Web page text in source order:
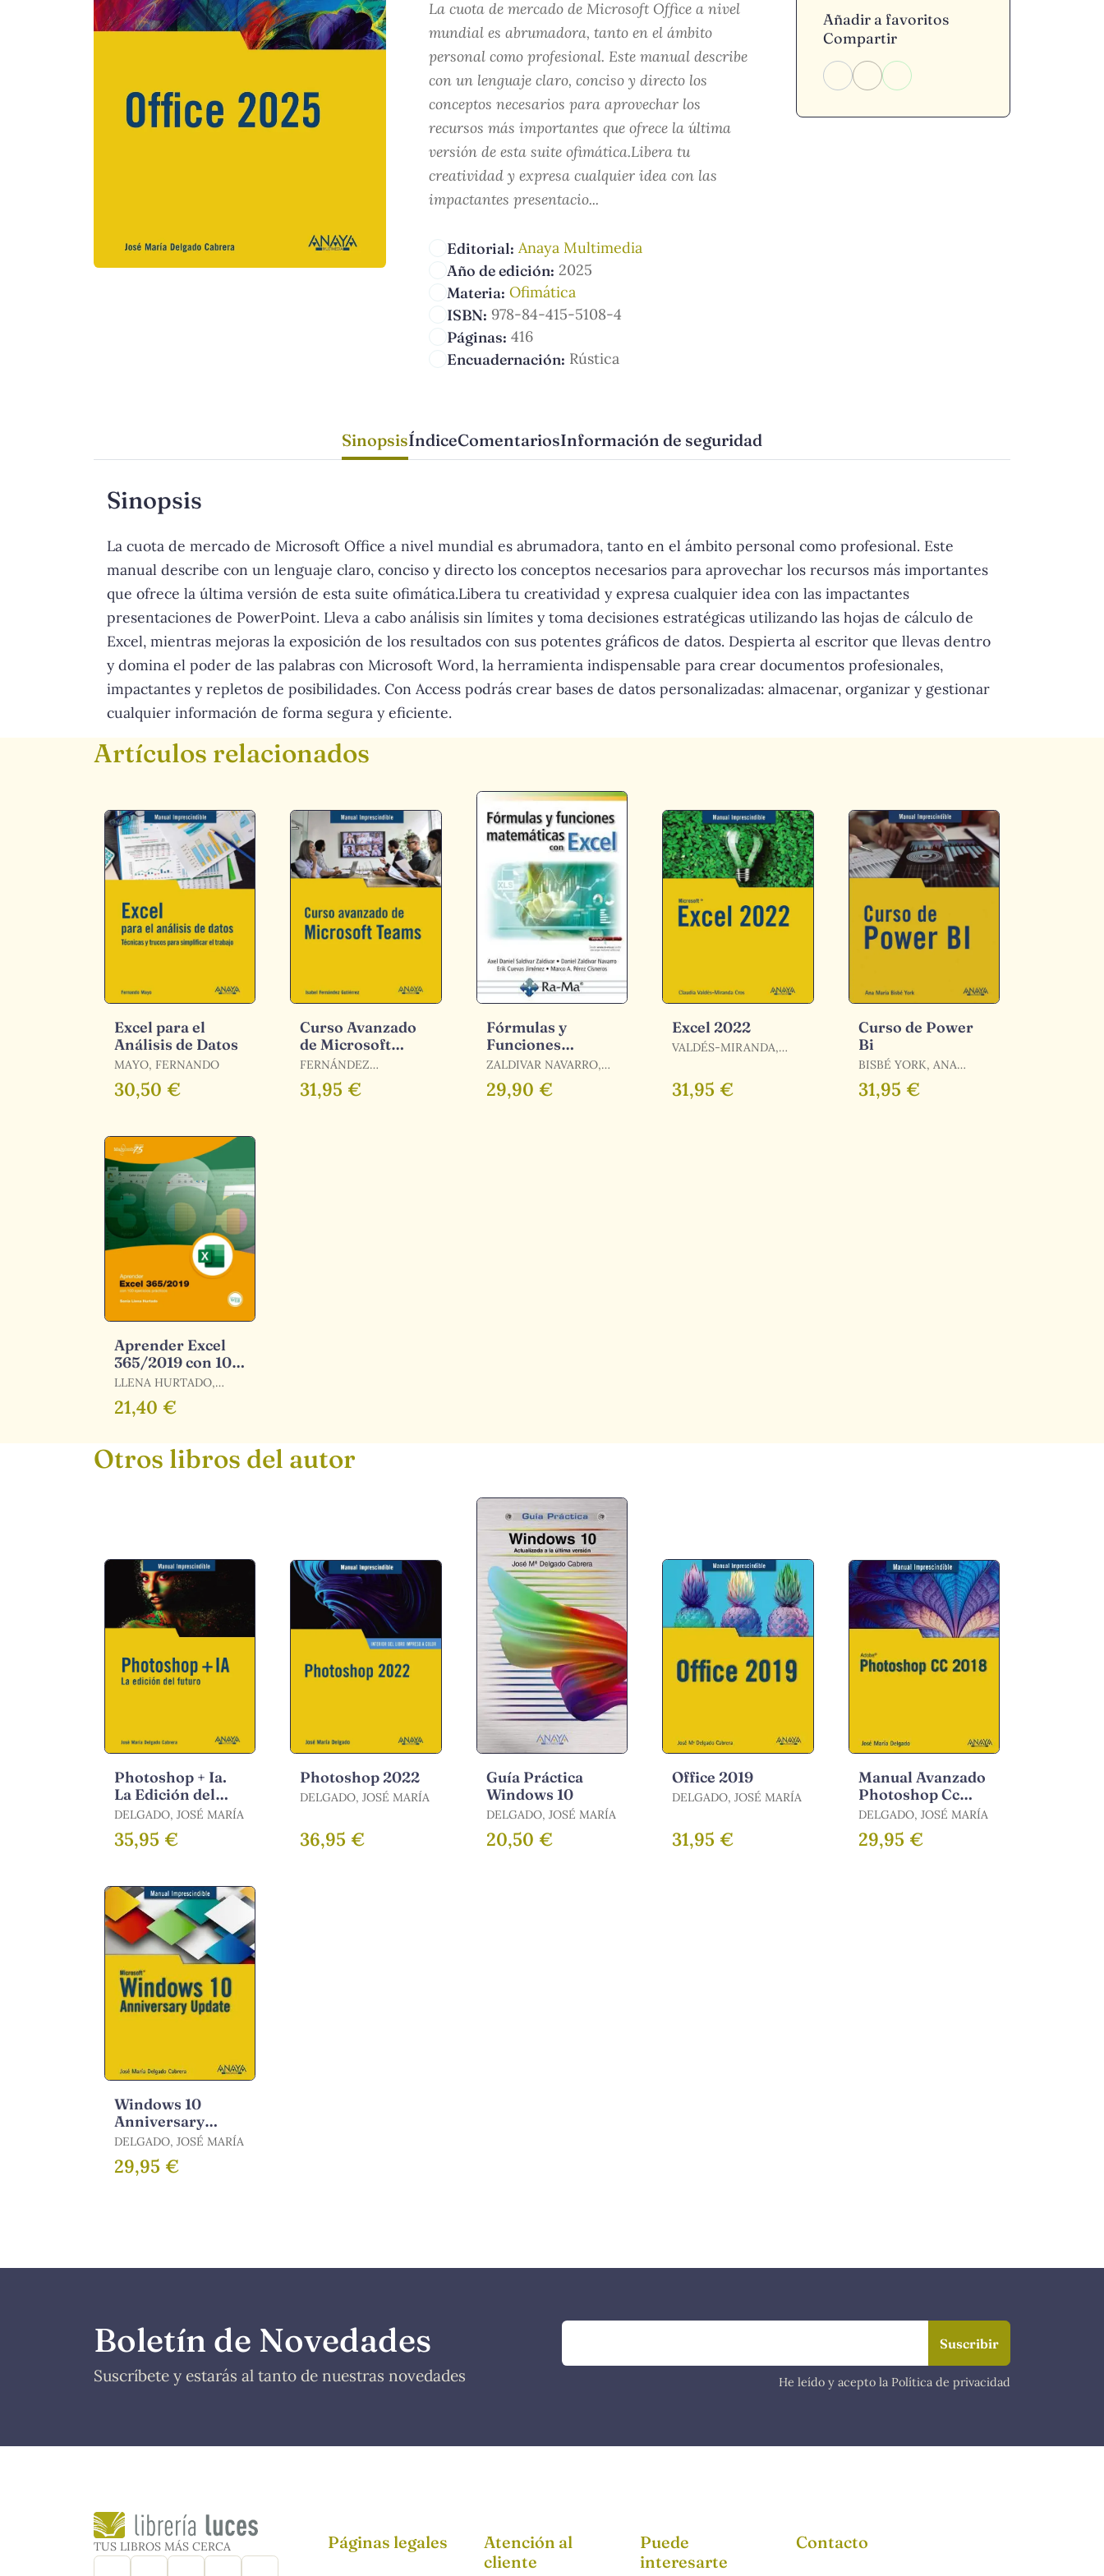
La cuota de mercado de Microsoft Office a nivel
mundial es abrumadora, tanto en el ámbito
personal como profesional. Este manual describe
con un lenguaje claro, conciso y directo los
conceptos necesarios para aprovechar los
recursos más importantes que ofrece la última
versión de esta suite ofimática.Libera tu
creatividad y expresa cualquier idea con las
impactantes presentacio...
Editorial: Anaya Multimedia
Año de edición: 2025
Materia: Ofimática
ISBN: 978-84-415-5108-4
Páginas: 416
Encuadernación: Rústica
Añadir a favoritos
Compartir
SinopsisÍndiceComentariosInformación de seguridad
Sinopsis
La cuota de mercado de Microsoft Office a nivel mundial es abrumadora, tanto en el ámbito personal como profesional. Este
manual describe con un lenguaje claro, conciso y directo los conceptos necesarios para aprovechar los recursos más importantes
que ofrece la última versión de esta suite ofimática.Libera tu creatividad y expresa cualquier idea con las impactantes
presentaciones de PowerPoint. Lleva a cabo análisis sin límites y toma decisiones estratégicas utilizando las hojas de cálculo de
Excel, mientras mejoras la exposición de los resultados con sus potentes gráficos de datos. Despierta al escritor que llevas dentro
y domina el poder de las palabras con Microsoft Word, la herramienta indispensable para crear documentos profesionales,
impactantes y repletos de posibilidades. Con Access podrás crear bases de datos personalizadas: almacenar, organizar y gestionar
cualquier información de forma segura y eficiente.
Artículos relacionados
Excel para el
Análisis de Datos
MAYO, FERNANDO
30,50 €
Curso Avanzado
de Microsoft
Teams
FERNÁNDEZ
GUTIÉRREZ, ISABEL
31,95 €
Fórmulas y
Funciones
Matemáticas con
Excel
ZALDIVAR NAVARRO,
DANIEL
29,90 €
Excel 2022
VALDÉS-MIRANDA,
31,95 €
Curso de Power
Bi
BISBÉ YORK, ANA
MARÍA
31,95 €
Aprender Excel
365/2019 con 100
Ejercicios
Prácticos
LLENA HURTADO,
SONIA
21,40 €
Otros libros del autor
Photoshop + Ia.
La Edición del
Futuro
DELGADO, JOSÉ MARÍA
35,95 €
Photoshop 2022
DELGADO, JOSÉ MARÍA
36,95 €
Guía Práctica
Windows 10
DELGADO, JOSÉ MARÍA
20,50 €
Office 2019
DELGADO, JOSÉ MARÍA
31,95 €
Manual Avanzado
Photoshop Cc
2018
DELGADO, JOSÉ MARÍA
29,95 €
Windows 10
Anniversary
Update
DELGADO, JOSÉ MARÍA
29,95 €
Boletín de Novedades
Suscríbete y estarás al tanto de nuestras novedades He leído y acepto la Política de privacidad
TUS LIBROS MÁS CERCA Páginas legales
Atención al
cliente
Puede
interesarte
Contacto